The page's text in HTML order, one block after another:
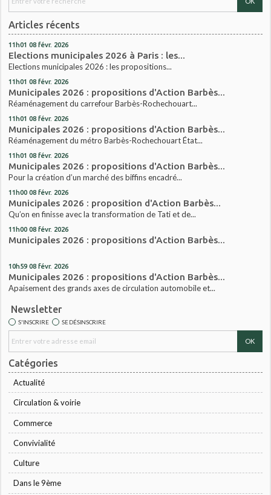
Articles récents
11h01 08 févr. 2026
Elections municipales 2026 à Paris : les...
Elections municipales 2026 : les propositions...
11h01 08 févr. 2026
Municipales 2026 : propositions d'Action Barbès...
Réaménagement du carrefour Barbès-Rochechouart...
11h01 08 févr. 2026
Municipales 2026 : propositions d'Action Barbès...
Réaménagement du métro Barbès-Rochechouart État...
11h01 08 févr. 2026
Municipales 2026 : propositions d'Action Barbès...
Pour la création d’un marché des biffins encadré...
11h00 08 févr. 2026
Municipales 2026 : proposition d'Action Barbès...
Qu’on en finisse avec la transformation de Tati et de...
11h00 08 févr. 2026
Municipales 2026 : propositions d'Action Barbès...
10h59 08 févr. 2026
Municipales 2026 : propositions d'Action Barbès...
Apaisement des grands axes de circulation automobile et...
Newsletter
S'INSCRIRE SE DÉSINSCRIRE
Catégories
Actualité
Circulation & voirie
Commerce
Convivialité
Culture
Dans le 9ème